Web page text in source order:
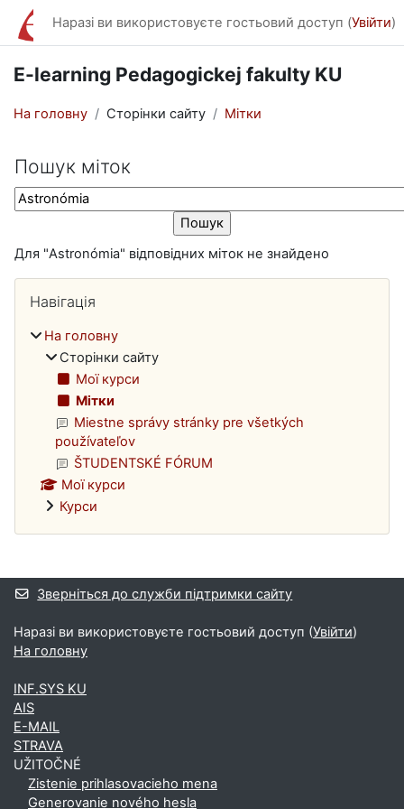
Перейти до головного вмісту
Наразі ви використовуєте гостьовий доступ (Увійти)
E-learning Pedagogickej fakulty KU
На головну Сторінки сайту Мітки
Пошук міток
Пошук міток
Для "Astronómia" відповідних міток не знайдено
Блоки
Навігація
На головну
Сторінки сайту
Мої курси
Мітки
Miestne správy stránky pre všetkých
používateľov
ŠTUDENTSKÉ FÓRUM
Мої курси
Курси
Додаткові блоки
Зверніться до служби підтримки сайту
Наразі ви використовуєте гостьовий доступ (Увійти)
На головну
INF.SYS KU
AIS
E-MAIL
STRAVA
UŽITOČNÉ
Zistenie prihlasovacieho mena
Generovanie nového hesla